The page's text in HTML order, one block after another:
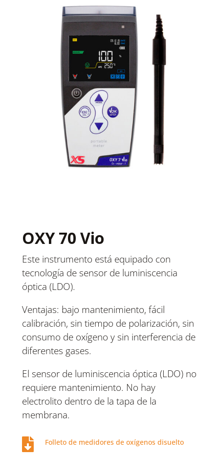
OXY 70 Vio
Este instrumento está equipado con
tecnología de sensor de luminiscencia
óptica (LDO).
Ventajas: bajo mantenimiento, fácil
calibración, sin tiempo de polarización, sin
consumo de oxígeno y sin interferencia de
diferentes gases.
El sensor de luminiscencia óptica (LDO) no
requiere mantenimiento. No hay
electrolito dentro de la tapa de la
membrana.
 Folleto de medidores de oxígenos disuelto